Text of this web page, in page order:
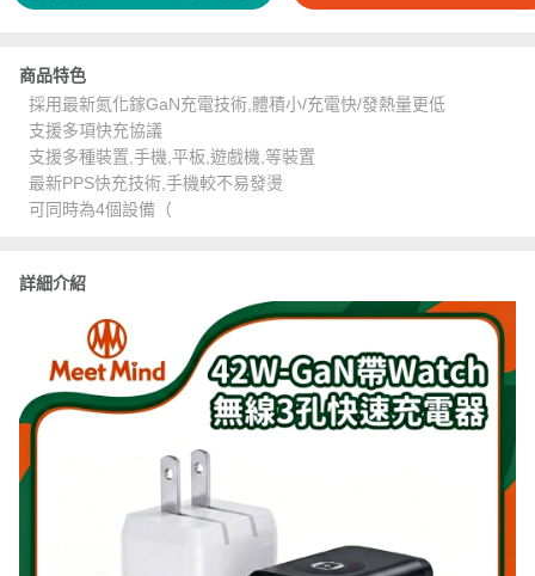
商品特色
採用最新氮化鎵GaN充電技術,體積小/充電快/發熱量更低
支援多項快充協議
支援多種裝置,手機,平板,遊戲機,等裝置
最新PPS快充技術,手機較不易發燙
可同時為4個設備（
詳細介紹